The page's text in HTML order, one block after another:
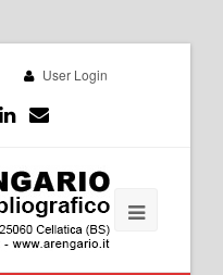
User Login